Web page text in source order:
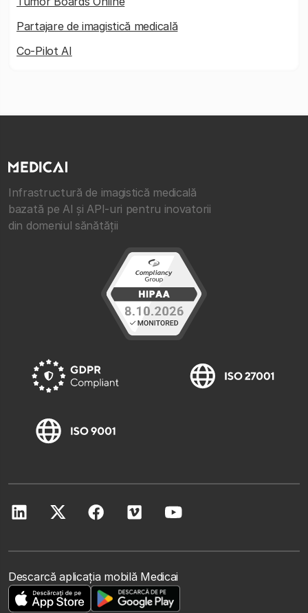
Partajare de imagistică medicală
Co-Pilot AI
Infrastructură de imagistică medicală
bazată pe AI și API-uri pentru inovatorii
din domeniul sănătății
Descarcă aplicația mobilă Medicai